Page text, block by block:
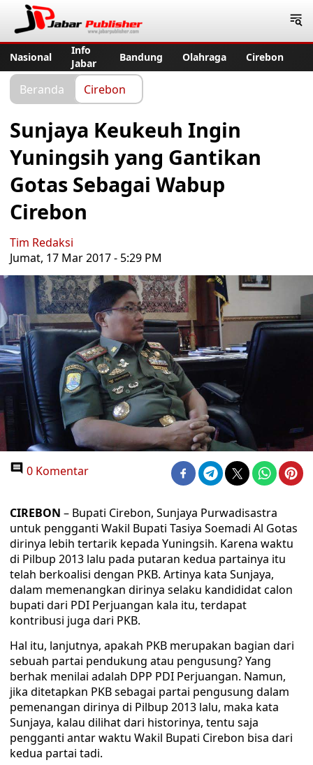
Nasional
Info
Jabar
Bandung Olahraga Cirebon
Beranda Cirebon
Sunjaya Keukeuh Ingin
Yuningsih yang Gantikan
Gotas Sebagai Wabup
Cirebon
Tim Redaksi
Jumat, 17 Mar 2017 - 5:29 PM
0 Komentar
CIREBON – Bupati Cirebon, Sunjaya Purwadisastra
untuk pengganti Wakil Bupati Tasiya Soemadi Al Gotas
dirinya lebih tertarik kepada Yuningsih. Karena waktu
di Pilbup 2013 lalu pada putaran kedua partainya itu
telah berkoalisi dengan PKB. Artinya kata Sunjaya,
dalam memenangkan dirinya selaku kandididat calon
bupati dari PDI Perjuangan kala itu, terdapat
kontribusi juga dari PKB.
Hal itu, lanjutnya, apakah PKB merupakan bagian dari
sebuah partai pendukung atau pengusung? Yang
berhak menilai adalah DPP PDI Perjuangan. Namun,
jika ditetapkan PKB sebagai partai pengusung dalam
pemenangan dirinya di Pilbup 2013 lalu, maka kata
Sunjaya, kalau dilihat dari historinya, tentu saja
pengganti antar waktu Wakil Bupati Cirebon bisa dari
kedua partai tadi.